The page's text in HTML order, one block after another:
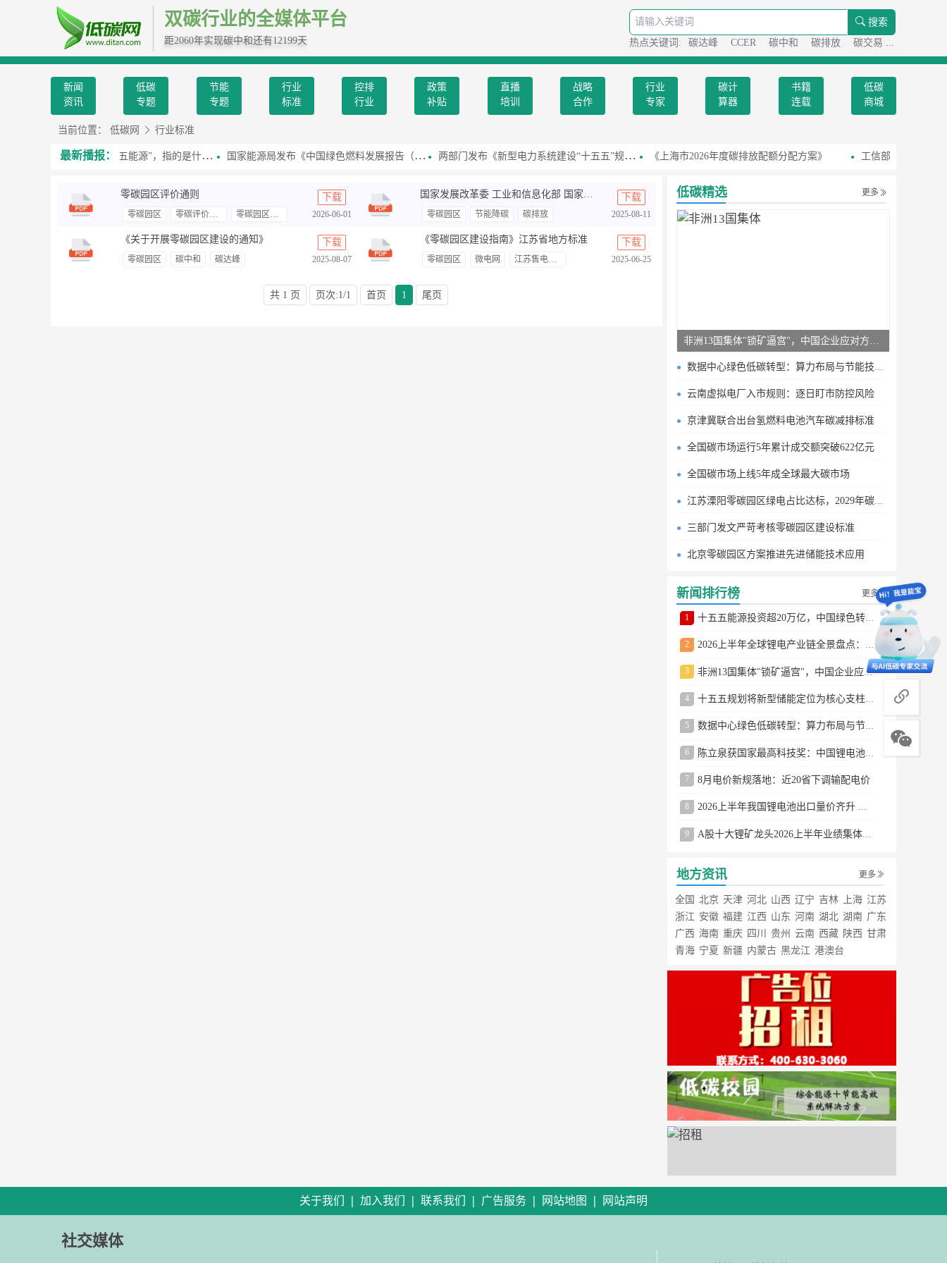
双碳行业的全媒体平台
距2060年实现碳中和还有12199天
搜索
热点关键词:
碳达峰 CCER 碳中和 碳排放 碳交易
新闻
资讯
低碳
专题
节能
专题
行业
标准
控排
行业
政策
补贴
直播
培训
战略
合作
行业
专家
碳计
算器
书籍
连载
低碳
商城
当前位置： 低碳网 行业标准
最新播报：
习近平总书记提到的“第五能源”，指的是什么？ 国家能源局发布《中国绿色燃料发展报告（2026）》 两部门发布《新型电力系统建设“十五五”规划》 《上海市2026年度碳排放配额分配方案》 工信部召开国家级零
零碳园区评价通则
零碳园区 零碳评价指标 零碳园区认证
下载
2026-06-01
国家发展改革委 工业和信息化部 国家能源局关于开展零碳园区建设的通知
零碳园区 节能降碳 碳排放
下载
2025-08-11
《关于开展零碳园区建设的通知》
零碳园区 碳中和 碳达峰
下载
2025-08-07
《零碳园区建设指南》江苏省地方标准
零碳园区 微电网
下载
2025-06-25
共 1 页 页次:1/1 首页 1 尾页
低碳精选 更多
非洲13国集体"锁矿逼宫"，中国企业应对方案曝光
数据中心绿色低碳转型：算力布局与节能技术突破
云南虚拟电厂入市规则：逐日盯市防控风险
京津冀联合出台氢燃料电池汽车碳减排标准
全国碳市场运行5年累计成交额突破622亿元
全国碳市场上线5年成全球最大碳市场
江苏溧阳零碳园区绿电占比达标，2029年碳排目标明确
三部门发文严苛考核零碳园区建设标准
北京零碳园区方案推进先进储能技术应用
新闻排行榜 更多
1 十五五能源投资超20万亿，中国绿色转型提速
2 2026上半年全球锂电产业链全景盘点：储能爆发、整车出口高增、材料供需分化
3 非洲13国集体"锁矿逼宫"，中国企业应对方案曝光
4 十五五规划将新型储能定位为核心支柱产业
5 数据中心绿色低碳转型：算力布局与节能技术突破
6
7 8月电价新规落地：近20省下调输配电价
8 2026上半年我国锂电池出口量价齐升 德国成最大市场
9 A股十大锂矿龙头2026上半年业绩集体大涨
地方资讯 更多
全国 北京 天津 河北 山西 辽宁 吉林 上海 江苏
浙江 安徽 福建 江西 山东 河南 湖北 湖南 广东
广西 海南 重庆 四川 贵州 云南 西藏 陕西 甘肃
青海 宁夏 新疆 内蒙古 黑龙江 港澳台
关于我们 加入我们 联系我们 广告服务 网站地图 网站声明
社交媒体